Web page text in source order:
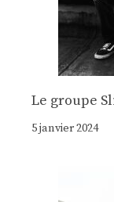
Le groupe
5 janvier 2024